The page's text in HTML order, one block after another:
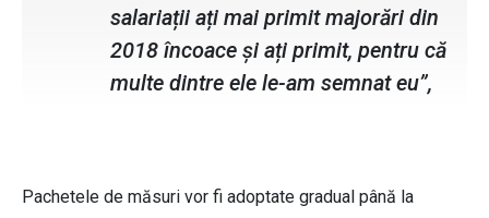
salariații ați mai primit majorări din
2018 încoace și ați primit, pentru că
multe dintre ele le-am semnat eu”,
Pachetele de măsuri vor fi adoptate gradual până la